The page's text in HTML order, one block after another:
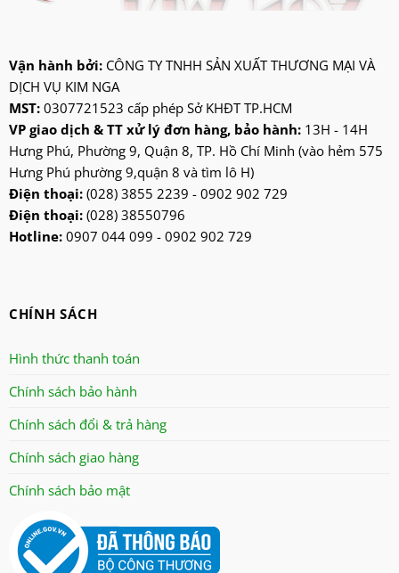
Vận hành bởi: CÔNG TY TNHH SẢN XUẤT THƯƠNG MẠI VÀ
DỊCH VỤ KIM NGA
MST: 0307721523 cấp phép Sở KHĐT TP.HCM
VP giao dịch & TT xử lý đơn hàng, bảo hành:13H - 14H
Hưng Phú, Phường 9, Quận 8, TP. Hồ Chí Minh (vào hẻm 575
Hưng Phú phường 9,quận 8 và tìm lô H)
Điện thoại: (028) 3855 2239 - 0902 902 729
Điện thoại: (028) 38550796
Hotline:0907 044 099 - 0902 902 729
CHÍNH SÁCH
Hình thức thanh toán
Chính sách bảo hành
Chính sách đổi & trả hàng
Chính sách giao hàng
Chính sách bảo mật